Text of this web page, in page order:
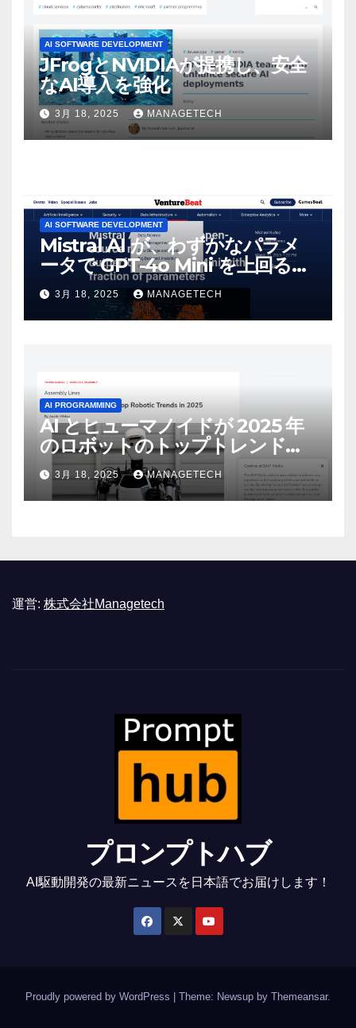
AI SOFTWARE DEVELOPMENT
JFrogとNVIDIAが提携し、安全
なAI導入を強化
3月 18, 2025 MANAGETECH
AI SOFTWARE DEVELOPMENT
Mistral AI が、わずかなパラメ
ータで GPT-4o Mini を上回る新
しいオープンソース モデルをリ
リース | VentureBeat
3月 18, 2025 MANAGETECH
AI PROGRAMMING
AI とヒューマノイドが 2025 年
のロボットのトップトレンドに |
ASSEMBLY
3月 18, 2025 MANAGETECH
運営: 株式会社Managetech
プロンプトハブ
AI駆動開発の最新ニュースを日本語でお届けします！
Proudly powered by WordPress Theme: Newsup by Themeansar.